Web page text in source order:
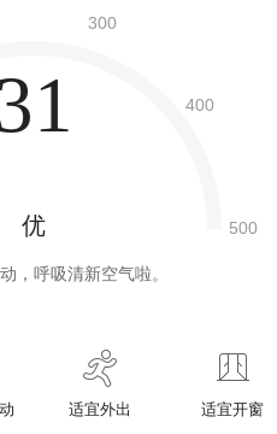
优
，呼吸清新空气啦。
适宜外出 适宜开窗